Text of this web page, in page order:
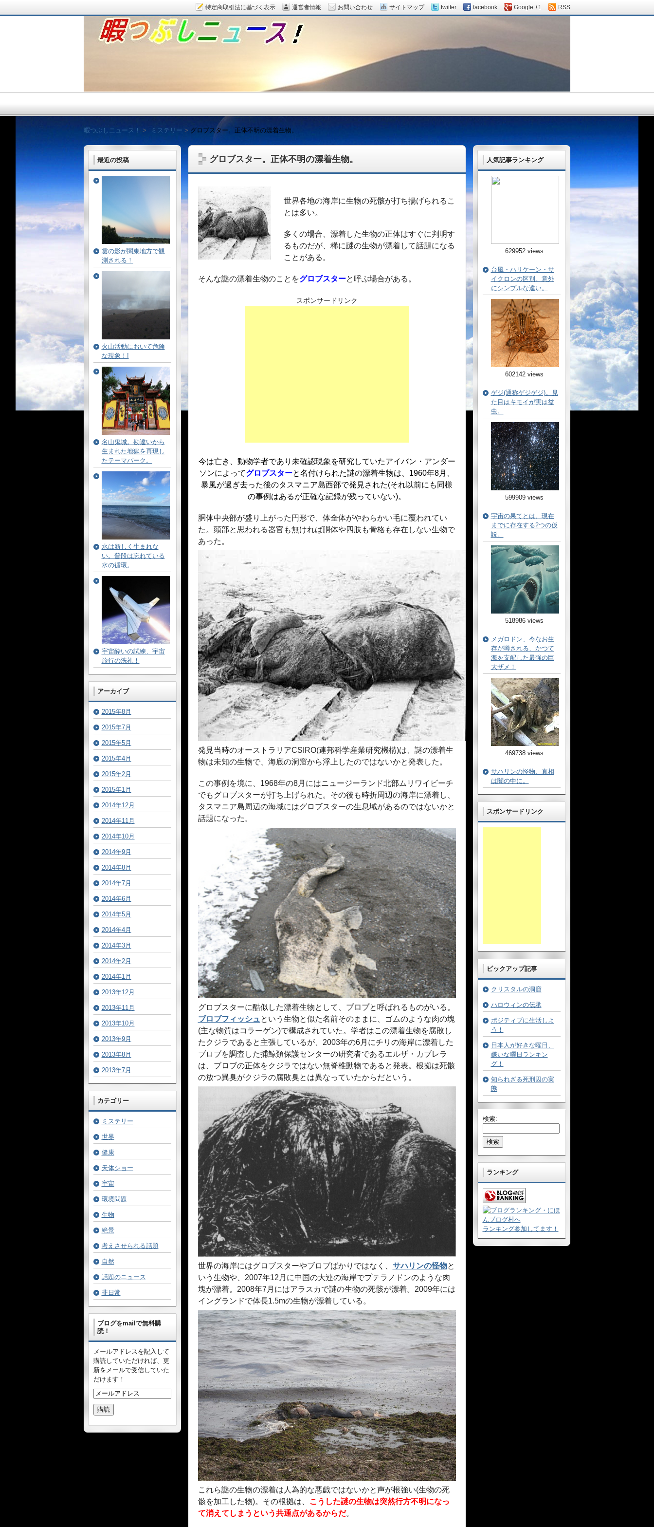
グロブスター。正体不明の漂着生物。
世界各地の海岸に生物の死骸が打ち揚げられるこ
とは多い。
多くの場合、漂着した生物の正体はすぐに判明す
るものだが、稀に謎の生物が漂着して話題になる
ことがある。
そんな謎の漂着生物のことをグロブスターと呼ぶ場合がある。
スポンサードリンク
今は亡き、動物学者であり未確認現象を研究していたアイバン・アンダー
ソンによってグロブスターと名付けられた謎の漂着生物は、1960年8月、
暴風が過ぎ去った後のタスマニア島西部で発見された(それ以前にも同様
の事例はあるが正確な記録が残っていない)。
胴体中央部が盛り上がった円形で、体全体がやわらかい毛に覆われてい
た。頭部と思われる器官も無ければ胴体や四肢も骨格も存在しない生物で
あった。
発見当時のオーストラリアCSIRO(連邦科学産業研究機構)は、謎の漂着生
物は未知の生物で、海底の洞窟から浮上したのではないかと発表した。
この事例を境に、1968年の8月にはニュージーランド北部ムリワイビーチ
でもグロブスターが打ち上げられた。その後も時折周辺の海岸に漂着し、
タスマニア島周辺の海域にはグロブスターの生息域があるのではないかと
話題になった。
グロブスターに酷似した漂着生物として、 ブロブと呼ばれるものがいる。
ブロブフィッシュという生物と似た名前そのままに、ゴムのような肉の塊
(主な物質はコラーゲン)で構成されていた。学者はこの漂着生物を腐敗し
たクジラであると主張しているが、2003年の6月にチリの海岸に漂着した
ブロブを調査した捕鯨類保護センターの研究者であるエルザ・カブレラ
は、ブロブの正体をクジラではない無脊椎動物であると発表。根拠は死骸
の放つ異臭がクジラの腐敗臭とは異なっていたからだという。
世界の海岸にはグロブスターやブロブばかりではなく、 サハリンの怪物と
いう生物や、2007年12月に中国の大連の海岸でプテラノドンのような肉
塊が漂着。2008年7月にはアラスカで謎の生物の死骸が漂着。2009年には
イングランドで体長1.5mの生物が漂着している。
これら謎の生物の漂着は人為的な悪戯ではないかと声が根強い(生物の死
骸を加工した物)。その根拠は、 こうした謎の生物は突然行方不明になっ
て消えてしまうという共通点があるからだ。
最近の投稿
雲の影が関東地方で観
測される！
火山活動において危険
な現象！!
名山鬼城。勘違いから
生まれた地獄を再現し
たテーマパーク。
水は新しく生まれな
い。普段は忘れている
水の循環。
宇宙酔いの試練、宇宙
旅行の洗礼！
アーカイブ
2015年8月
2015年7月
2015年5月
2015年4月
2015年2月
2015年1月
2014年12月
2014年11月
2014年10月
2014年9月
2014年8月
2014年7月
2014年6月
2014年5月
2014年4月
2014年3月
2014年2月
2014年1月
2013年12月
2013年11月
2013年10月
2013年9月
2013年8月
2013年7月
カテゴリー
ミステリー
世界
健康
天体ショー
宇宙
環境問題
生物
絶景
考えさせられる話題
自然
話題のニュース
非日常
ブログをmailで無料購
読！
メールアドレスを記入して
購読していただければ、更
新をメールで受信していた
だけます！
人気記事ランキング
629952 views
台風・ハリケーン・サ
イクロンの区別。意外
にシンプルな違い。
602142 views
ゲジ(通称ゲジゲジ)。見
た目はキモイが実は益
虫。
599909 views
宇宙の果てとは、現在
までに存在する2つの仮
説。
518986 views
メガロドン、今なお生
存が噂される、かつて
海を支配した最強の巨
大ザメ！
469738 views
サハリンの怪物、真相
は闇の中に。
スポンサードリンク
ピックアップ記事
クリスタルの洞窟
ハロウィンの伝承
ポジティブに生活しよ
う！
日本人が好きな曜日、
嫌いな曜日ランキン
グ！
知られざる死刑囚の実
態
検索:
ランキング
ランキング参加してます！
暇つぶしニュース！ ミステリー グロブスター。正体不明の漂着生物。
暇つぶしニュース！
毎日面白い話題をピックアップ！
特定商取引法に基づく表示 運営者情報 お問い合わせ サイトマップ twitter facebook Google +1 RSS